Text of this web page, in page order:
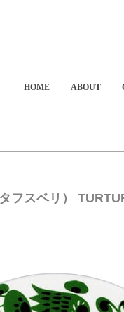
HOME ABOUT
フスベリ）